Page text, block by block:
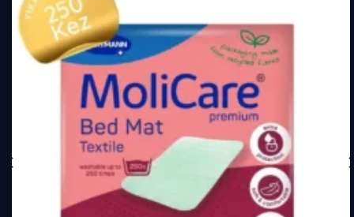
5
4
,
9
0
.
9
,
9
0
.